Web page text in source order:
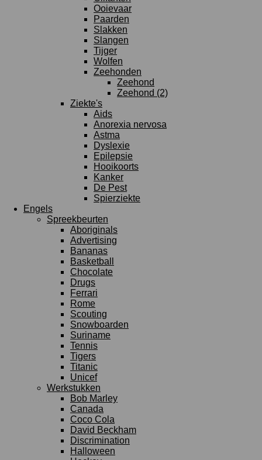
Ooievaar
Paarden
Slakken
Slangen
Tijger
Wolfen
Zeehonden
Zeehond
Zeehond (2)
Ziekte's
Aids
Anorexia nervosa
Astma
Dyslexie
Epilepsie
Hooikoorts
Kanker
De Pest
Spierziekte
Engels
Spreekbeurten
Aboriginals
Advertising
Bananas
Basketball
Chocolate
Drugs
Ferrari
Rome
Scouting
Snowboarden
Suriname
Tennis
Tigers
Titanic
Unicef
Werkstukken
Bob Marley
Canada
Coco Cola
David Beckham
Discrimination
Halloween